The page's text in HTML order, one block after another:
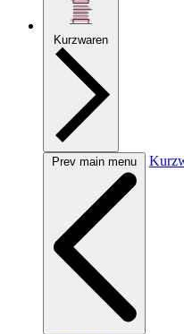
Kurzwaren
Prev main menu